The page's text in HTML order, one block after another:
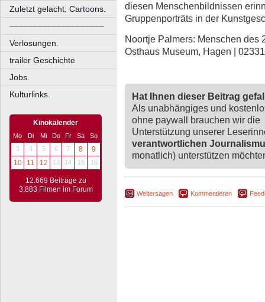
Zuletzt gelacht: Cartoons.
––––––––––––––––––––
Verlosungen.
trailer Geschichte
Jobs.
Kulturlinks.
Kinokalender
Mo Di Mi Do Fr Sa
So
3
4 5 6 7 8
9
10
11 12 13 14 15 16
12.669 Beiträge zu
3.883 Filmen im Forum
diesen Menschenbildnissen
Gruppenporträts in der
Noortje Palmers: Menschen des
Osthaus Museum, Hagen |
Hat Ihnen dieser Beitrag
Als unabhängiges und
ohne paywall brauchen wir die
Unterstützung unserer
verantwortlichen
monatlich) unterstützen
Weitersagen Kommentieren